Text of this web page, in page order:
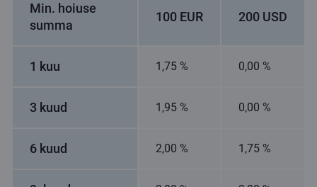
Min. hoiuse
summa
100 EUR 200 USD
1 kuu 1,75 % 0,00 %
3 kuud 1,95 % 0,00 %
6 kuud 2,00 % 1,75 %